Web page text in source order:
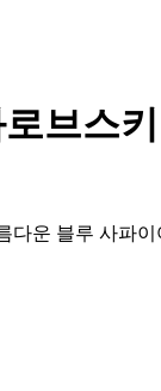
브스
다운 블루 사파